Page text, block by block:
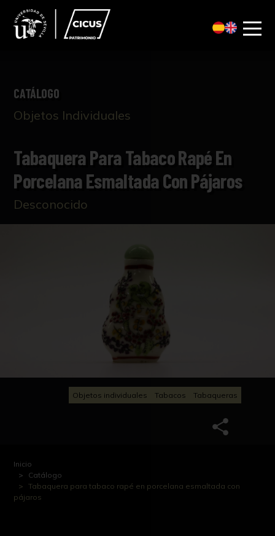
CATÁLOGO
Objetos Individuales
Tabaquera Para Tabaco Rapé En
Porcelana Esmaltada Con Pájaros
Desconocido
Objetos individuales Tabacos Tabaqueras
Inicio
Catálogo
Tabaquera para tabaco rapé en porcelana esmaltada con
pájaros